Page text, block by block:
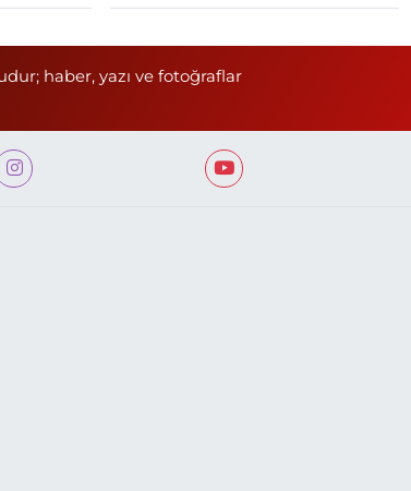
haber, yazı ve fotoğraflar